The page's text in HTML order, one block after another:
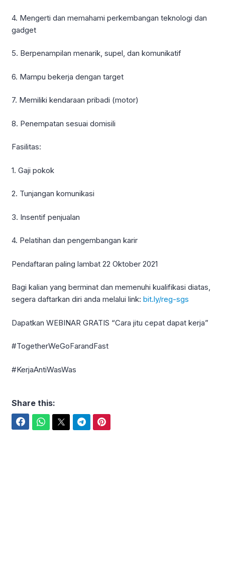
4. Mengerti dan memahami perkembangan teknologi dan
gadget
5. Berpenampilan menarik, supel, dan komunikatif
6. Mampu bekerja dengan target
7. Memiliki kendaraan pribadi (motor)
8. Penempatan sesuai domisili
Fasilitas:
1. Gaji pokok
2. Tunjangan komunikasi
3. Insentif penjualan
4. Pelatihan dan pengembangan karir
Pendaftaran paling lambat 22 Oktober 2021
Bagi kalian yang berminat dan memenuhi kualifikasi diatas,
segera daftarkan diri anda melalui link: bit.ly/reg-sgs
Dapatkan WEBINAR GRATIS “Cara jitu cepat dapat kerja”
#TogetherWeGoFarandFast
#KerjaAntiWasWas
Share this: